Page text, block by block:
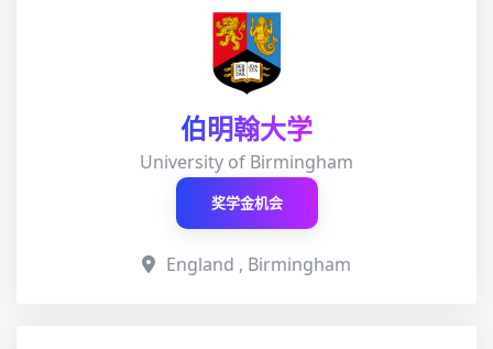
伯明翰大学
University of Birmingham
奖学金机会
England , Birmingham